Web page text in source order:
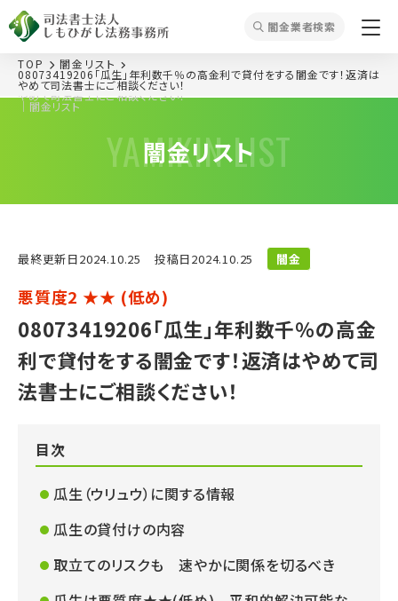
闇⾦業者検索
YAMIKIN LIST
闇⾦リスト
08073419206「瓜生」年利数千％の高金利で貸付をする闇金です！返済は
やめて司法書士にご相談ください！
｜闇⾦リスト
TOP 闇⾦リスト
08073419206「瓜生」年利数千％の高金利で貸付をする闇金です！返済は
やめて司法書士にご相談ください！
最終更新⽇2024.10.25 投稿⽇2024.10.25 闇金
悪質度2 ★★ (低め)
08073419206「瓜生」年利数千％の高金
利で貸付をする闇金です！返済はやめて司
法書士にご相談ください！
目次
瓜生（ウリュウ） に関する情報
瓜生の貸付けの内容
取立てのリスクも 速やかに関係を切るべき